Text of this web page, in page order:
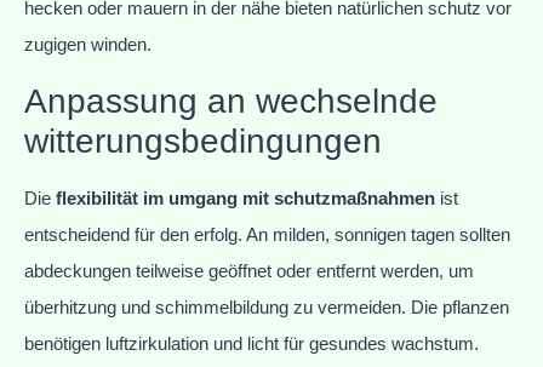
hecken oder mauern in der nähe bieten natürlichen schutz vor
zugigen winden.
Anpassung an wechselnde
witterungsbedingungen
Die flexibilität im umgang mit schutzmaßnahmen ist
entscheidend für den erfolg. An milden, sonnigen tagen sollten
abdeckungen teilweise geöffnet oder entfernt werden, um
überhitzung und schimmelbildung zu vermeiden. Die pflanzen
benötigen luftzirkulation und licht für gesundes wachstum.